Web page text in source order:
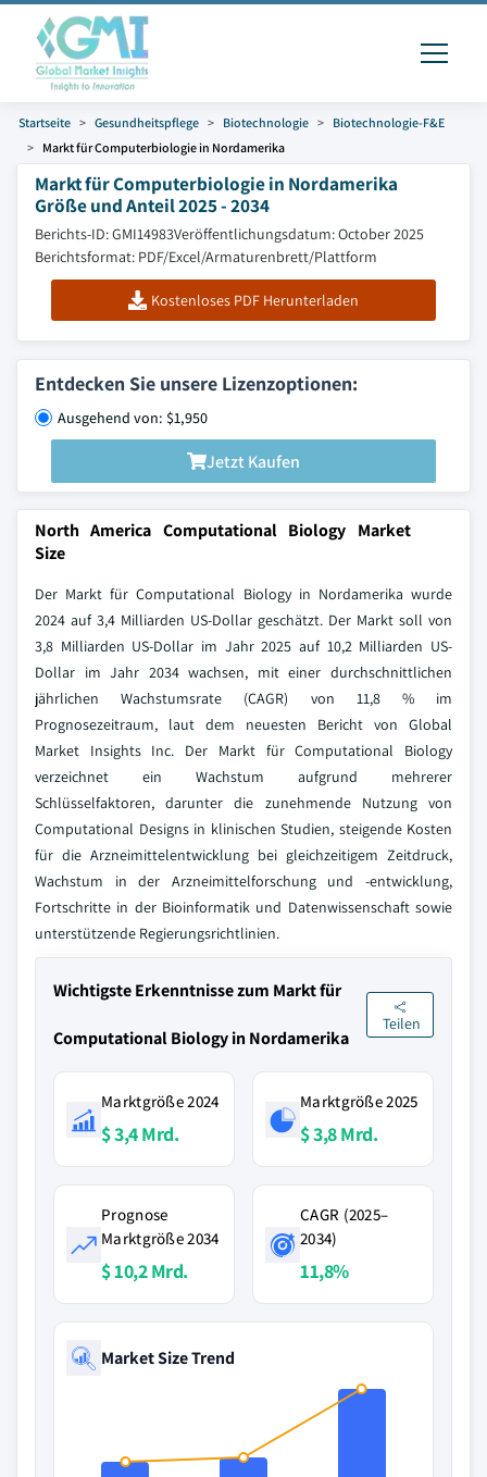
Startseite Gesundheitspflege Biotechnologie
Biotechnologie-F&E
Markt für Computerbiologie in Nordamerika
Markt für Computerbiologie in Nordamerika
Größe und Anteil 2025 - 2034
Berichts-ID: GMI14983Veröffentlichungsdatum: October 2025
Berichtsformat: PDF/Excel/Armaturenbrett/Plattform
Kostenloses PDF Herunterladen
Entdecken Sie unsere Lizenzoptionen:
Ausgehend von: $1,950
Jetzt Kaufen
North America Computational Biology Market
Size
Der Markt für Computational Biology in Nordamerika wurde
2024 auf 3,4 Milliarden US-Dollar geschätzt. Der Markt soll von
3,8 Milliarden US-Dollar im Jahr 2025 auf 10,2 Milliarden US-
Dollar im Jahr 2034 wachsen, mit einer durchschnittlichen
jährlichen Wachstumsrate (CAGR) von 11,8 % im
Prognosezeitraum, laut dem neuesten Bericht von Global
Market Insights Inc. Der Markt für Computational Biology
verzeichnet ein Wachstum aufgrund mehrerer
Schlüsselfaktoren, darunter die zunehmende Nutzung von
Computational Designs in klinischen Studien, steigende Kosten
für die Arzneimittelentwicklung bei gleichzeitigem Zeitdruck,
Wachstum in der Arzneimittelforschung und -entwicklung,
Fortschritte in der Bioinformatik und Datenwissenschaft sowie
unterstützende Regierungsrichtlinien.
Wichtigste Erkenntnisse zum Markt für
Computational Biology in Nordamerika
Teilen
Marktgröße 2024
$ 3,4 Mrd.
Marktgröße 2025
$ 3,8 Mrd.
Prognose
Marktgröße 2034
$ 10,2 Mrd.
CAGR (2025–
2034)
11,8%
Market Size Trend